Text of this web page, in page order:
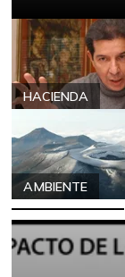
HACIENDA
AMBIENTE